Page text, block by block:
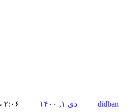
didban دی ۱, ۱۴۰۰ ۲:۰۶ ب.ظ